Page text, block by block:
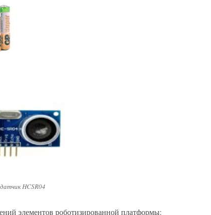
HCSR04
элементов роботизированной платформы: